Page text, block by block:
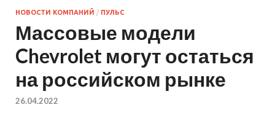
НОВОСТИ КОМПАНИЙ / ПУЛЬС
Массовые модели
Chevrolet могут остаться
на российском рынке
26.04.2022